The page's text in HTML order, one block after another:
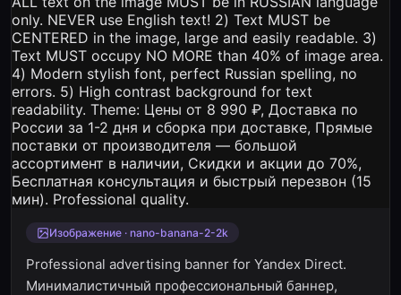
Изображение · nano-banana-2-2k
Professional advertising banner for Yandex Direct.
Минималистичный профессиональный баннер,